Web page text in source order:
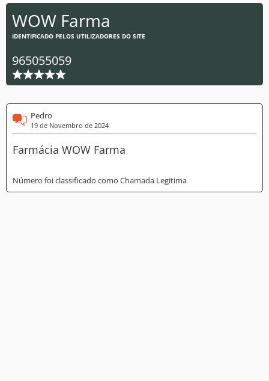
WOW Farma
IDENTIFICADO PELOS UTILIZADORES DO SITE
965055059
Pedro
19 de Novembro de 2024
Farmácia WOW Farma
Número foi classificado como Chamada Legitima